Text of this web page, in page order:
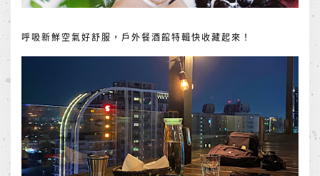
呼吸新鮮空氣好舒服，戶外餐酒館特輯快收藏起來！